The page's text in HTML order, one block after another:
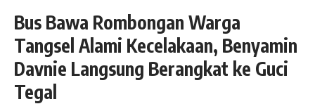
Bus Bawa Rombongan Warga
Tangsel Alami Kecelakaan, Benyamin
Davnie Langsung Berangkat ke Guci
Tegal